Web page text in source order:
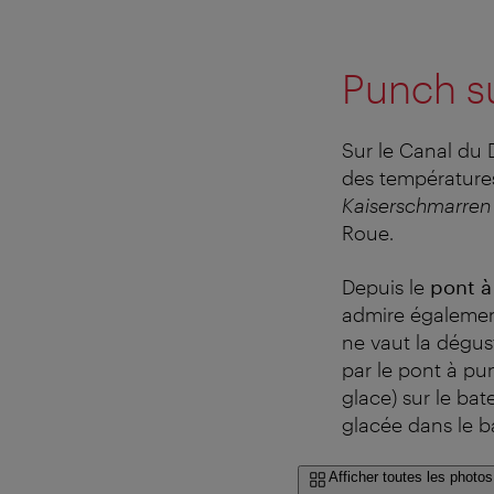
Punch
Sur le Canal du
des
Kaiserschmarren
Roue.
Depuis le pont
admire
ne vaut la
par le pont à
glace) sur le
glacée dans le
Afficher toutes les photos